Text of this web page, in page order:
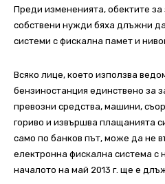
Преди измененията, обектите
собствени нужди бяха длъжни
системи с фискална памет и
Всяко лице, което използва
бензиностанция единствено за
превозни средства, машини,
гориво и извършва плащанията
само по банков път, може да не
електронна фискална система с
началото на май 2013 г. ще е